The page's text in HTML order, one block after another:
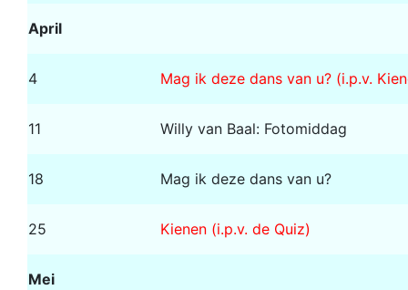
April
4 Mag ik deze dans van u? (i.p.v.
11 Willy van Baal: Fotomiddag
18 Mag ik deze dans van u?
25 Kienen (i.p.v. de Quiz)
Mei